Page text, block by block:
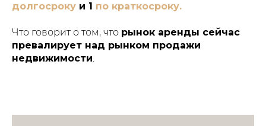
долгосроку и 1 по краткосроку.
Что говорит о том, что рынок аренды сейчас
превалирует над рынком продажи
недвижимости.